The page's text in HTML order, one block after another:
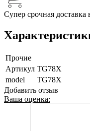
Супер срочная доставка
Прочие
Артикул TG78X
model
TG78X
Добавить отзыв
Ваша оценка: